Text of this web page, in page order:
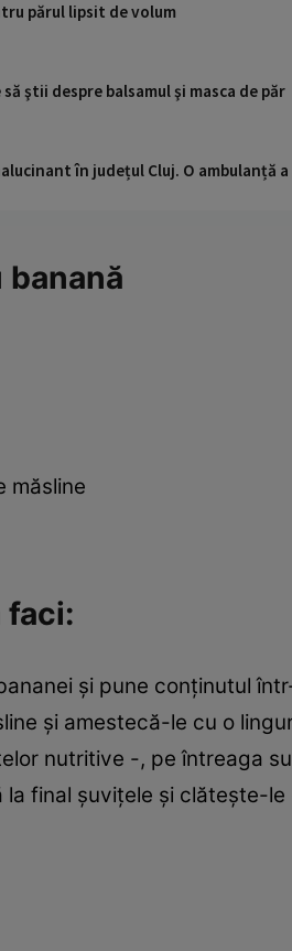
părul lipsit de volum
ştii despre balsamul şi masca de păr
în județul Cluj. O ambulanță
faci:
şi pune conţinutul
şi amestecă-le cu o
nutritive -, pe întreaga
la final şuviţele şi clăteşte-